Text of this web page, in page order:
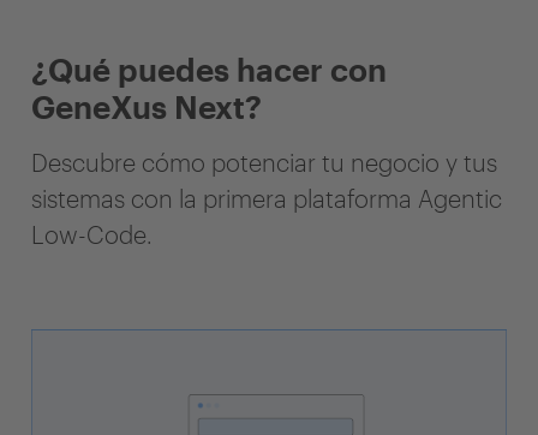
¿Qué puedes hacer con
GeneXus Next?
Descubre cómo potenciar tu negocio y tus
sistemas con la primera plataforma Agentic
Low-Code.